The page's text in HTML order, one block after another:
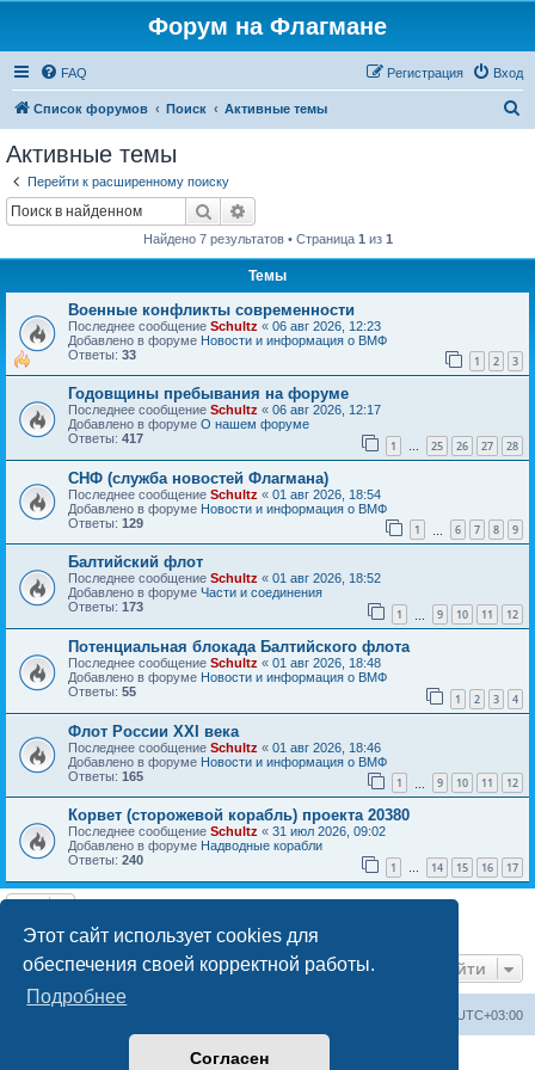
Этот сайт использует cookies для
обеспечения своей корректной работы.
Подробнее
Согласен
Форум на Флагмане
FAQ Вход
Регистрация
Список форумов Поиск Активные темы
Активные темы
Перейти к расширенному поиску
Поиск
Найдено 7 результатов • Страница 1 из 1
Темы
Военные конфликты современности
Последнее сообщение Schultz « 06 авг 2026, 12:23
Добавлено в форуме Новости и информация о ВМФ
Ответы: 33 1 2 3
Годовщины пребывания на форуме
Последнее сообщение Schultz « 06 авг 2026, 12:17
Добавлено в форуме О нашем форуме
Ответы: 417 1 … 25 26 27 28
СНФ (служба новостей Флагмана)
Последнее сообщение Schultz « 01 авг 2026, 18:54
Добавлено в форуме Новости и информация о ВМФ
Ответы: 129 1 6 7 8 9
Балтийский флот
Последнее сообщение Schultz « 01 авг 2026, 18:52
Добавлено в форуме Части и соединения
Ответы: 173 1 9 10 11 12
Потенциальная блокада Балтийского флота
Последнее сообщение Schultz « 01 авг 2026, 18:48
Добавлено в форуме Новости и информация о ВМФ
Ответы: 55 1 2 3 4
Флот России ХХI века
Последнее сообщение Schultz « 01 авг 2026, 18:46
Добавлено в форуме Новости и информация о ВМФ
Ответы: 165 1 9 10 11 12
Корвет (сторожевой корабль) проекта 20380
Последнее сообщение Schultz « 31 июл 2026, 09:02
Добавлено в форуме Надводные корабли
Ответы: 240 1 … 14 15 16 17
Найдено 7 результатов • Страница
Перейти
UTC+03:00
Создано на основеphpBB® Forum Software © phpBB Limited